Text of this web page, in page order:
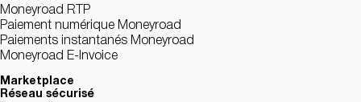
Moneyroad RTP
Paiement numérique Moneyroad
Paiements instantanés Moneyroad
Moneyroad E-Invoice
Marketplace
Réseau sécurisé